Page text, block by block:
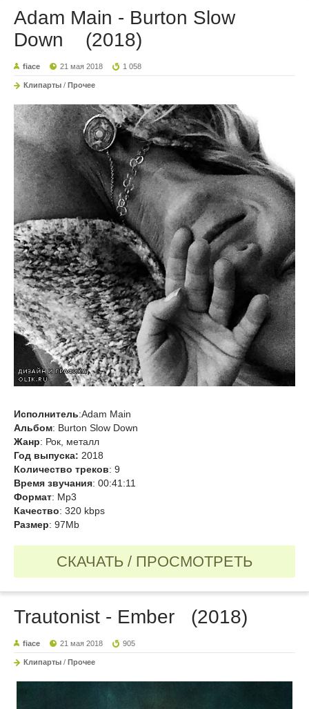
Adam Main - Burton Slow
Down (2018)
fiace 21 мая 2018 1 058
Клипарты / Прочее
Исполнитель:Adam Main
Альбом: Burton Slow Down
Жанр: Рок, металл
Год выпуска: 2018
Количество треков: 9
Время звучания: 00:41:11
Формат: Mp3
Качество: 320 kbps
Размер: 97Mb
СКАЧАТЬ / ПРОСМОТРЕТЬ
Trautonist - Ember (2018)
fiace 21 мая 2018 905
Клипарты / Прочее